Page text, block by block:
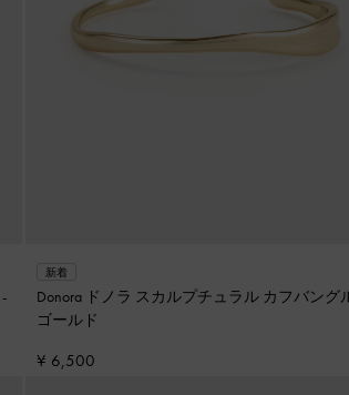
-
新着
Donora ドノラ スカルプチュラル カフバング
ゴールド
¥ 6,500